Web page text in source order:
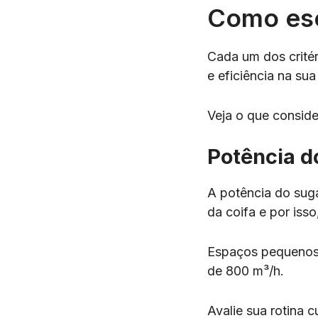
Como
Cada um dos
e eficiência na
Veja o que
Potência
A potência do
da coifa e por
Espaços
de 800 m³/h.
Avalie sua rotina